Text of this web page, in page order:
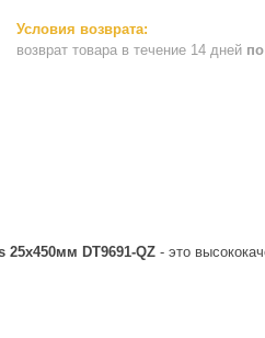
возврат товара в течение 14 дней
25х450мм DT9691-QZ - это